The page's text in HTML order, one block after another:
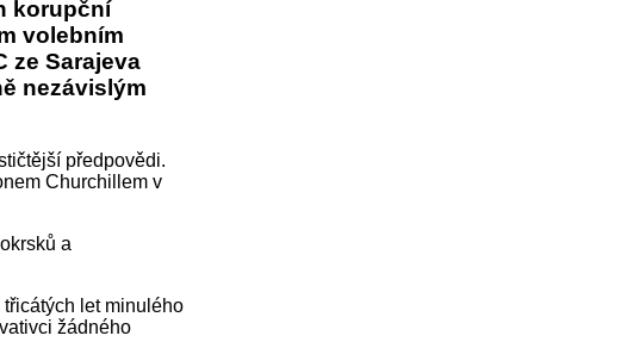
korupční
volebním
ze Sarajeva
nezávislým
předpovědi.
Churchillem v
a
let minulého
žádného